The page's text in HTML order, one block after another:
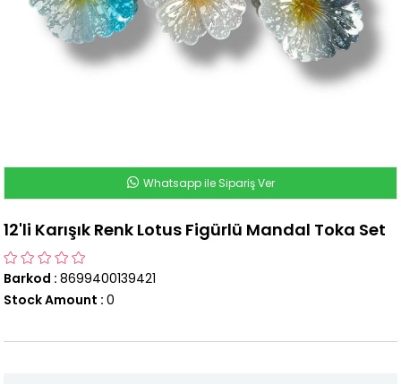
Whatsapp ile Sipariş Ver
12'li Karışık Renk Lotus Figürlü Mandal Toka Set
Barkod : 8699400139421
Stock Amount : 0